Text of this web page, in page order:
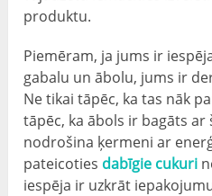
produktu.
Piemēram, ja jums ir
gabalu un ābolu, jums ir
Ne tikai tāpēc, ka tas nāk
tāpēc, ka ābols ir bagāts ar
nodrošina ķermeni ar
pateicoties dabīgie cukuri
iespēja ir uzkrāt